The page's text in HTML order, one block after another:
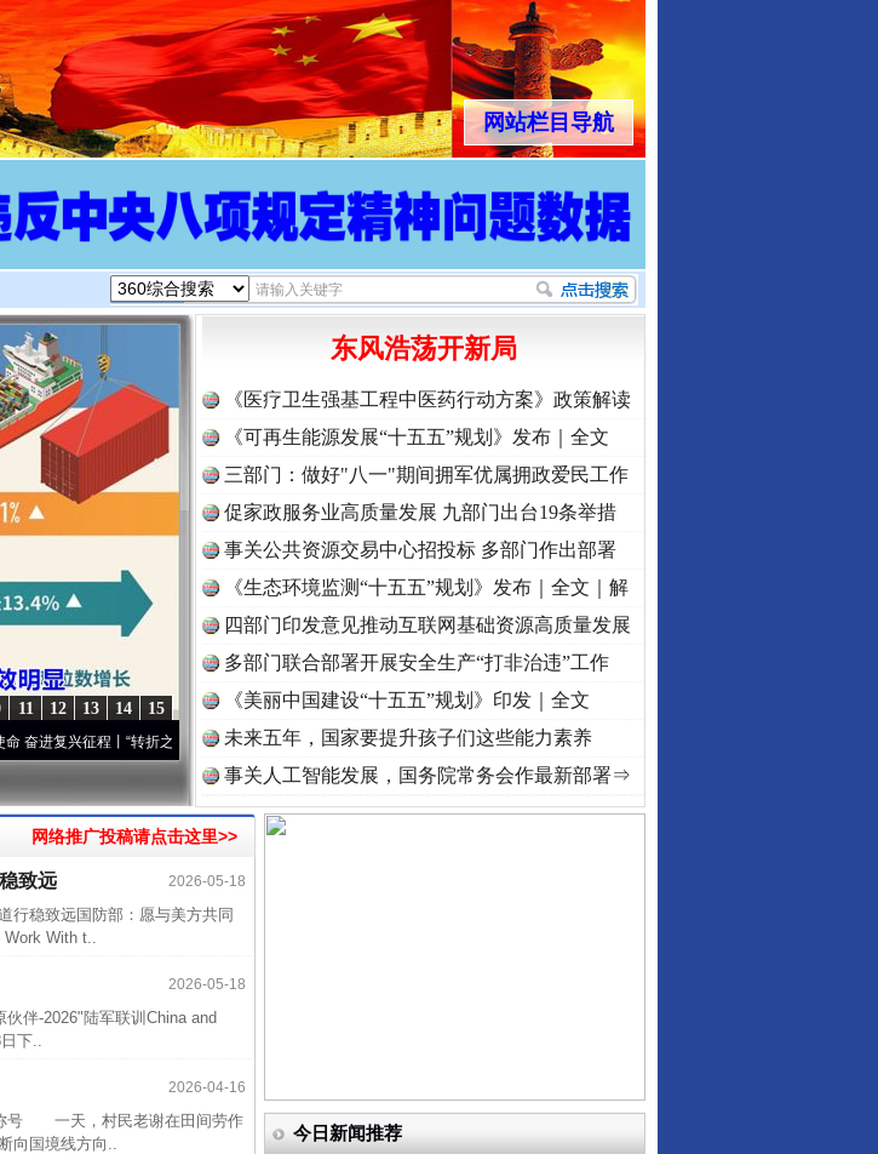
网站栏目导航
15
14
13
12
11
兴征程丨“转折之城”激荡.. ·[视频] 牢记初心使命 奋进复兴征程丨红船起航处 潮起..·[视频]一首歌的时间，读懂乐至的“诗与远方”
东风浩荡开新局
《医疗卫生强基工程中医药行动方案》政策解读
《可再生能源发展“十五五”规划》发布｜全文
三部门：做好"八一"期间拥军优属拥政爱民工作
促家政服务业高质量发展 九部门出台19条举措
事关公共资源交易中心招投标 多部门作出部署
《生态环境监测“十五五”规划》发布｜全文｜解
读
四部门印发意见推动互联网基础资源高质量发展
多部门联合部署开展安全生产“打非治违”工作
《美丽中国建设“十五五”规划》印发｜全文
未来五年，国家要提升孩子们这些能力素养
事关人工智能发展，国务院常务会作最新部署⇒
网络推广投稿请点击这里>>
2026-05-18
致远
稳致远国防部：愿与美方共同
Work With t..
2026-05-18
伴-2026"陆军联训China and
下..
2026-04-16
号 一天，村民老谢在田间劳作
向国境线方向..
今日新闻推荐
一纸欠条伤亲情 巡回调解促和..